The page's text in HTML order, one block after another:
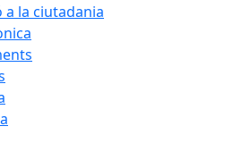
a la ciutadania